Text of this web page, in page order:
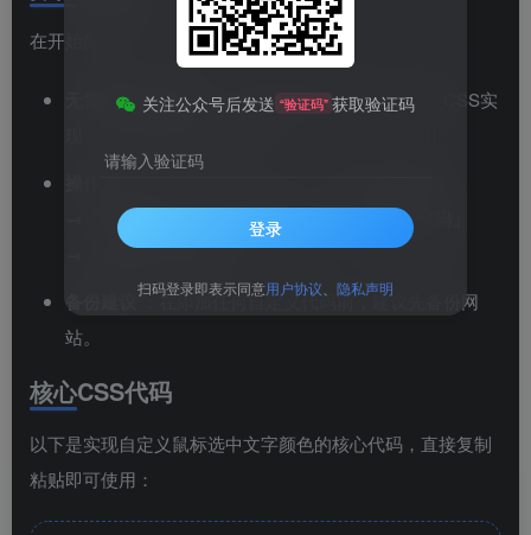
在开始配置之前，需要先确认以下几点：
无需修改主题文件：所有效果均通过后台自定义CSS实
→「主题设置」→「全局&功能」→「自定义代码」
→「自定义CSS样式」。
备份建议：在添加任何自定义代码前，建议先备份网
站。
核心CSS代码
以下是实现自定义鼠标选中文字颜色的核心代码，直接复制
粘贴即可使用：
关注公众号后发送 “验证码” 获取验证码
请输入验证码
登录
扫码登录即表示同意用户协议 隐私声明